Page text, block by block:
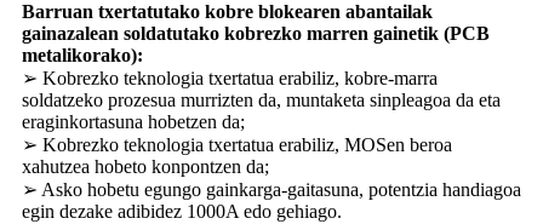
Barruan txertatutako kobre blokearen abantailak
gainazalean soldatutako kobrezko marren gainetik (PCB
metalikorako):
➢ Kobrezko teknologia txertatua erabiliz, kobre-marra
soldatzeko prozesua murrizten da, muntaketa sinpleagoa da eta
eraginkortasuna hobetzen da;
➢ Kobrezko teknologia txertatua erabiliz, MOSen beroa
xahutzea hobeto konpontzen da;
➢ Asko hobetu egungo gainkarga-gaitasuna, potentzia handiagoa
egin dezake adibidez 1000A edo gehiago.